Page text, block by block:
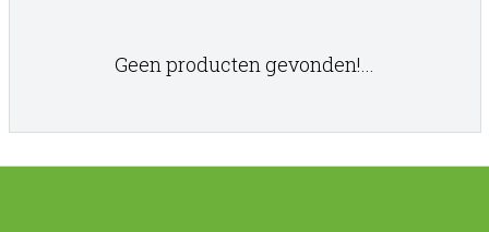
Geen producten gevonden!...